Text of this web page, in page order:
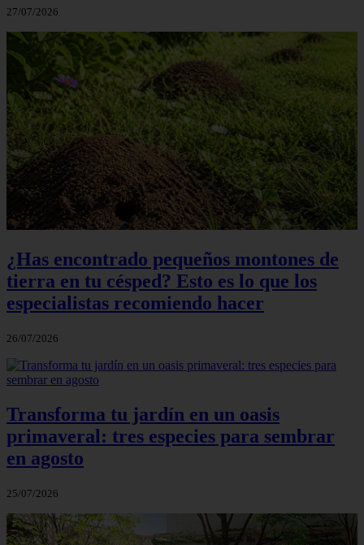
27/07/2026
¿Has encontrado pequeños montones de
tierra en tu césped? Esto es lo que los
especialistas recomiendo hacer
26/07/2026
Transforma tu jardín en un oasis
primaveral: tres especies para sembrar
en agosto
25/07/2026